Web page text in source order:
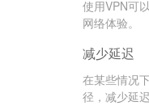
使用VPN可
网络体验。
减少延迟
在某些情况
径，减少延